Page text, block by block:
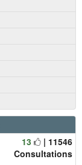
13
| 11546
Consultations